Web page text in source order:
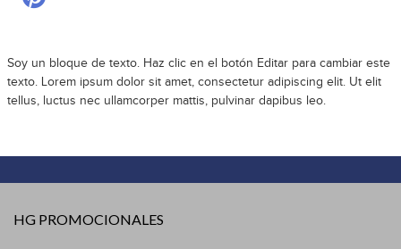
Soy un bloque de texto. Haz clic en el botón Editar para cambiar este
texto. Lorem ipsum dolor sit amet, consectetur adipiscing elit. Ut elit
tellus, luctus nec ullamcorper mattis, pulvinar dapibus leo.
HG PROMOCIONALES